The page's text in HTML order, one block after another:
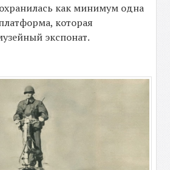
как минимум одна
которая
экспонат.